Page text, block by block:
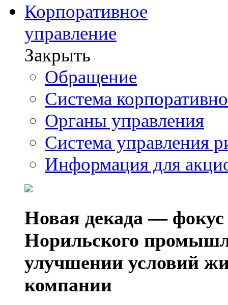
Корпоративное
управление
Закрыть
Обращение
Система
Органы управления
Система управления
Информация для
Новая декада — фокус
Норильского
улучшении условий
компании